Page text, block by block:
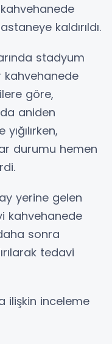
kaldırıldı.
stadyum
kahvehanede
göre,
aniden
durumu hemen
yerine gelen
kahvehanede
sonra
tedavi
ilişkin inceleme